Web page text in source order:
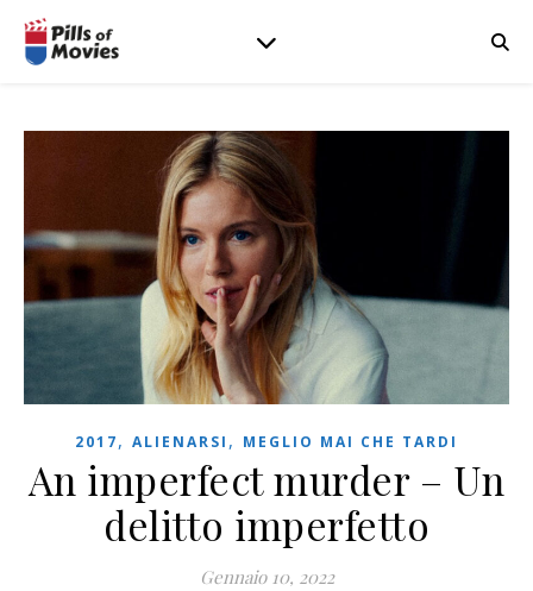
2017, ALIENARSI , MEGLIO MAI CHE TARDI
An imperfect murder – Un
delitto imperfetto
Gennaio 10, 2022